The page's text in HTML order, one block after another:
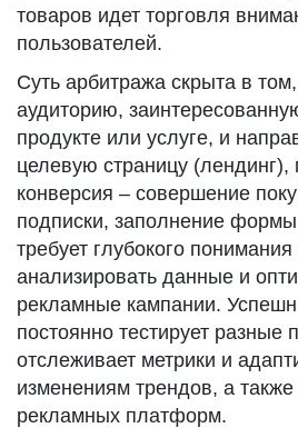
товаров идет торговля
пользователей.
Суть арбитража скрыта в
аудиторию,
продукте или услуге, и
целевую страницу (лендинг),
конверсия – совершение
подписки, заполнение
требует глубокого
анализировать данные и
рекламные кампании.
постоянно тестирует разные
отслеживает метрики и
изменениям трендов, а
рекламных платформ.